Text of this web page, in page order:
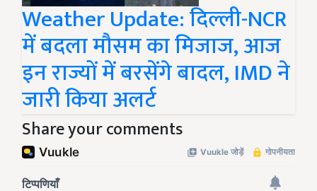
Weather Update: दिल्ली-NCR
में बदला मौसम का मिजाज, आज
इन राज्यों में बरसेंगे बादल, IMD ने
जारी किया अलर्ट
Share your comments